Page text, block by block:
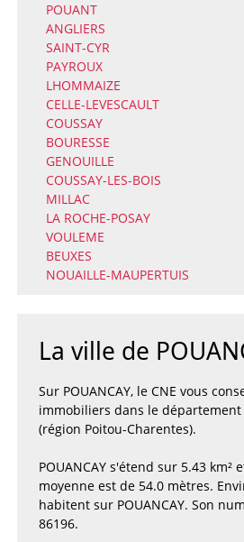
POUANT
ANGLIERS
SAINT-CYR
PAYROUX
LHOMMAIZE
CELLE-LEVESCAULT
COUSSAY
BOURESSE
GENOUILLE
COUSSAY-LES-BOIS
MILLAC
LA ROCHE-POSAY
VOULEME
BEUXES
NOUAILLE-MAUPERTUIS
La ville de
Sur POUANCAY, le CNE vous
immobiliers dans le département
(région Poitou-Charentes).
POUANCAY s'étend sur 5.43 km²
moyenne est de 54.0 mètres.
habitent sur POUANCAY. Son
86196.